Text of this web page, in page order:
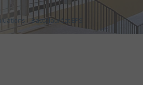
– Baccalauréat EPS